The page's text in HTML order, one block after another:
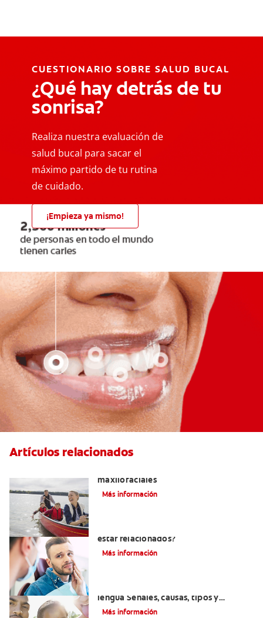
CUESTIONARIO SOBRE SALUD BUCAL
¿Qué hay detrás de tu
sonrisa?
Realiza nuestra evaluación de
salud bucal para sacar el
máximo partido de tu rutina
de cuidado.
¡Empieza ya mismo!
Artículos relacionados
maxilofaciales
Más información
estar relacionados?
Más información
lengua Señales, causas, tipos y
tratamiento
Más información